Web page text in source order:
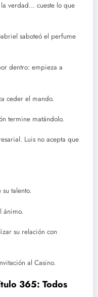
verdad… cueste lo que
saboteó el perfume
dentro: empieza a
ceder el mando.
termine matándolo.
Luis no acepta que
talento.
ánimo.
su relación con
al Casino.
365: Todos